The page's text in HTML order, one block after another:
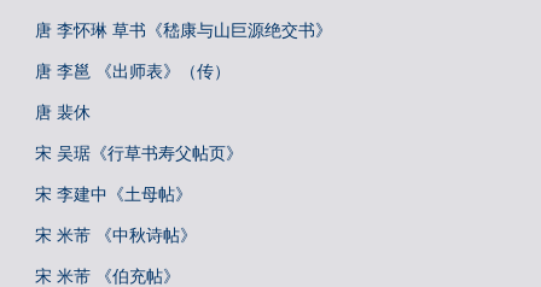
唐 李怀琳 草书《嵇康与山巨源绝交书》
唐 李邕 《出师表》（传）
唐 裴休
宋 吴琚《行草书寿父帖页》
宋 李建中《土母帖》
宋 米芾 《中秋诗帖》
宋 米芾 《伯充帖》